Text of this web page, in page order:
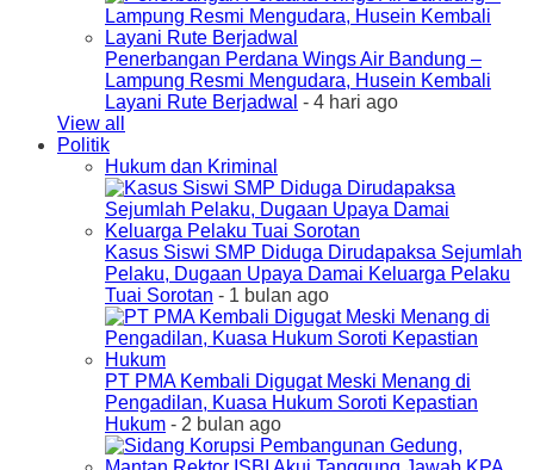
Penerbangan Perdana Wings Air Bandung –
Lampung Resmi Mengudara, Husein Kembali
Layani Rute Berjadwal - 4 hari ago
View all
Politik
Hukum dan Kriminal
Kasus Siswi SMP Diduga Dirudapaksa Sejumlah
Pelaku, Dugaan Upaya Damai Keluarga Pelaku
Tuai Sorotan - 1 bulan ago
PT PMA Kembali Digugat Meski Menang di
Pengadilan, Kuasa Hukum Soroti Kepastian
Hukum - 2 bulan ago